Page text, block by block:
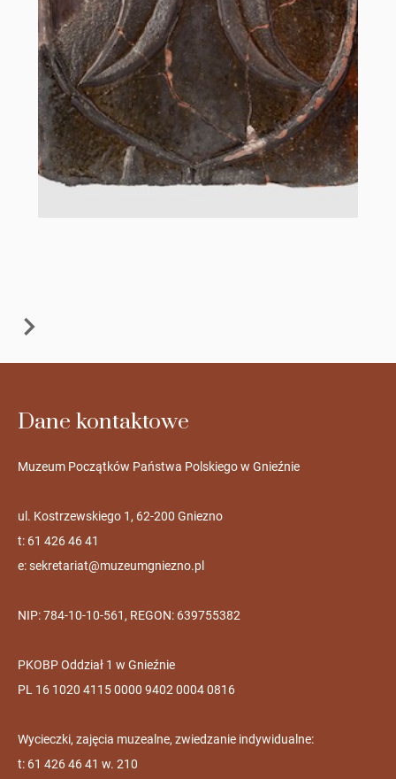
Dane kontaktowe
Muzeum Początków Państwa Polskiego w Gnieźnie
ul. Kostrzewskiego 1, 62-200 Gniezno
t: 61 426 46 41
e:sekretariat@muzeumgniezno.pl
NIP: 784-10-10-561, REGON: 639755382
PKOBP Oddział 1 w Gnieźnie
PL 16 1020 4115 0000 9402 0004 0816
Wycieczki, zajęcia muzealne, zwiedzanie indywidualne:
t: 61 426 46 41 w. 210